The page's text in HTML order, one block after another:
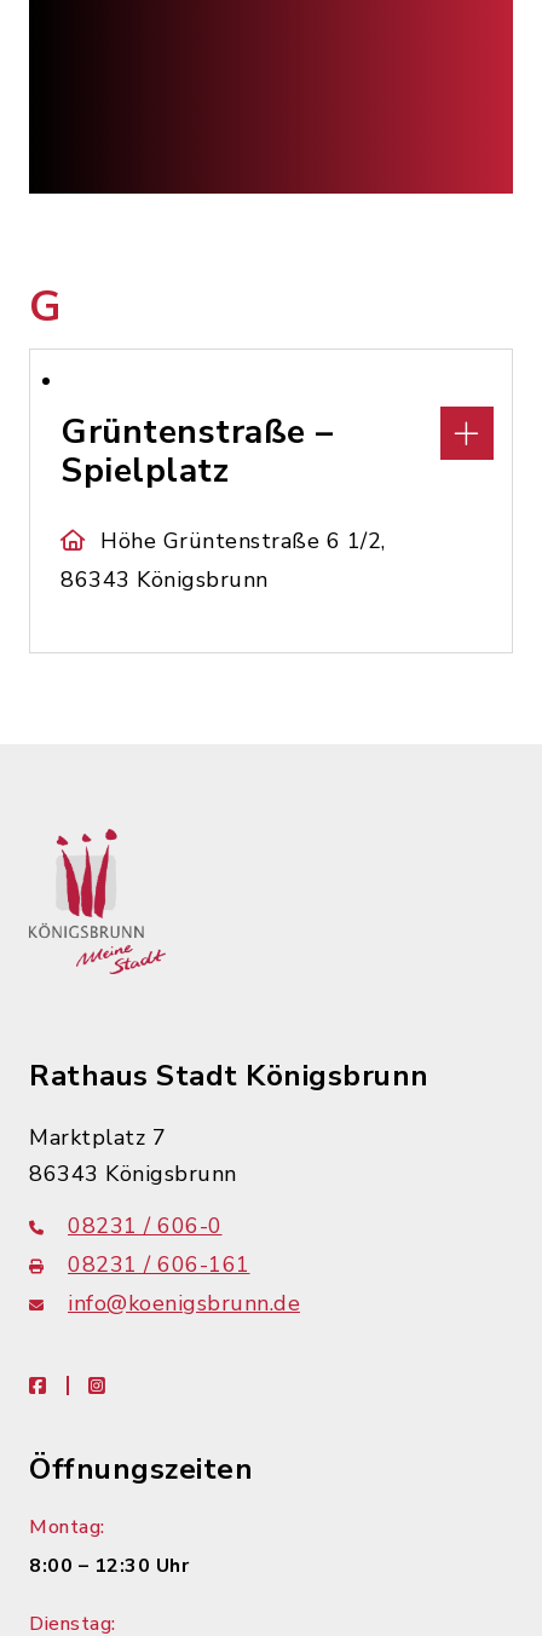
G
Grüntenstraße –
Spielplatz
Höhe Grüntenstraße 6 1/2,
86343 Königsbrunn
Rathaus Stadt Königsbrunn
Marktplatz 7
86343 Königsbrunn
08231 / 606-0
08231 / 606-161
info@koenigsbrunn.de
facebookinstagram
Öffnungszeiten
Montag:
8:00 – 12:30 Uhr
Dienstag: